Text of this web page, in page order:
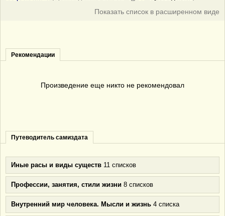
Показать список в расширенном виде
Рекомендации
Произведение еще никто не рекомендовал
Путеводитель самиздата
Иные расы и виды существ 11 списков
Профессии, занятия, стили жизни 8 списков
Внутренний мир человека. Мысли и жизнь 4 списка